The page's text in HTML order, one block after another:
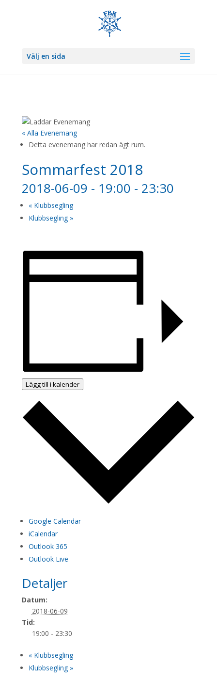
Välj en sida
« Alla Evenemang
Detta evenemang har redan ägt rum.
Sommarfest 2018
2018-06-09 - 19:00 - 23:30
«Klubbsegling
Klubbsegling »
Lägg till i kalender
Google Calendar
iCalendar
Outlook 365
Outlook Live
Detaljer
Datum:
2018-06-09
Tid:
19:00 - 23:30
«Klubbsegling
Klubbsegling »